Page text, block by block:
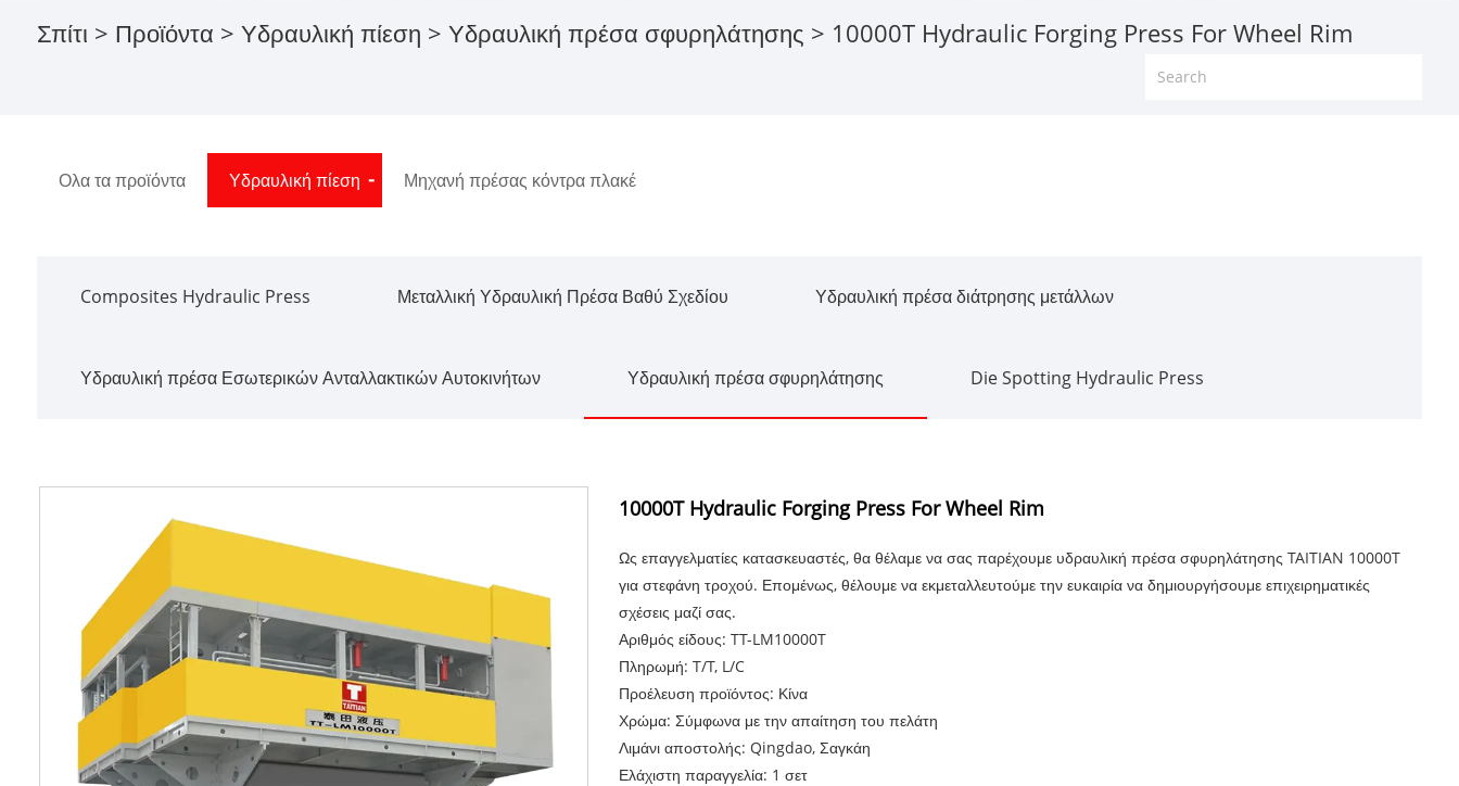
Σπίτι > Προϊόντα > Υδραυλική πίεση > Υδραυλική πρέσα σφυρηλάτησης > 10000T Hydraulic Forging Press For Wheel Rim
Ολα τα προϊόντα Υδραυλική πίεση Μηχανή πρέσας κόντρα πλακέ
Composites Hydraulic Press Μεταλλική Υδραυλική Πρέσα Βαθύ Σχεδίου Υδραυλική πρέσα διάτρησης μετάλλων
Υδραυλική πρέσα Εσωτερικών Ανταλλακτικών Αυτοκινήτων Υδραυλική πρέσα σφυρηλάτησης Die Spotting Hydraulic Press
10000T Hydraulic Forging Press For Wheel Rim
Ως επαγγελματίες κατασκευαστές, θα θέλαμε να σας παρέχουμε υδραυλική πρέσα σφυρηλάτησης TAITIAN 10000T
για στεφάνη τροχού. Επομένως, θέλουμε να εκμεταλλευτούμε την ευκαιρία να δημιουργήσουμε επιχειρηματικές
σχέσεις μαζί σας.
Αριθμός είδους: TT-LM10000T
Πληρωμή: T/T, L/C
Προέλευση προϊόντος: Κίνα
Χρώμα: Σύμφωνα με την απαίτηση του πελάτη
Λιμάνι αποστολής: Qingdao, Σαγκάη
Ελάχιστη παραγγελία: 1 σετ